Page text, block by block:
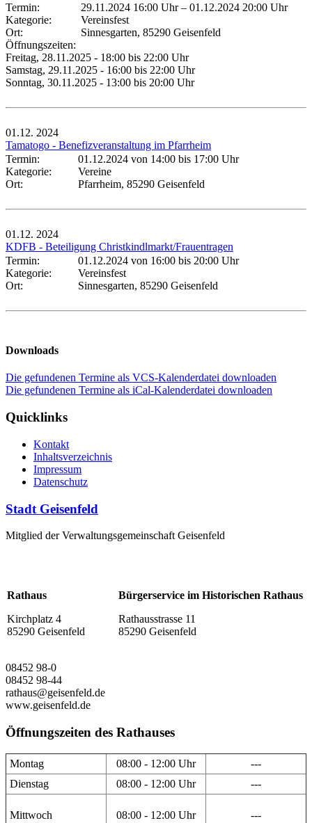
Termin:
29.11.2024 16:00 Uhr– 01.12.2024 20:00 Uhr
Kategorie:
Vereinsfest
Ort:
Sinnesgarten, 85290 Geisenfeld
Öffnungszeiten:
Freitag, 28.11.2025 - 18:00 bis 22:00 Uhr
Samstag, 29.11.2025 - 16:00 bis 22:00 Uhr
Sonntag, 30.11.2025 - 13:00 bis 20:00 Uhr
01.12. 2024
Tamatogo - Benefizveranstaltung im Pfarrheim
Termin:
01.12.2024 von 14:00 bis 17:00 Uhr
Kategorie:
Vereine
Ort:
Pfarrheim, 85290 Geisenfeld
01.12. 2024
KDFB - Beteiligung Christkindlmarkt/Frauentragen
Termin:
01.12.2024 von 16:00 bis 20:00 Uhr
Kategorie:
Vereinsfest
Ort:
Sinnesgarten, 85290 Geisenfeld
Downloads
Die gefundenen Termine als VCS-Kalenderdatei downloaden
Die gefundenen Termine als iCal-Kalenderdatei downloaden
Quicklinks
Kontakt
Inhaltsverzeichnis
Impressum
Datenschutz
Stadt Geisenfeld
Mitglied der Verwaltungsgemeinschaft Geisenfeld
Rathaus
Kirchplatz 4
85290 Geisenfeld
Bürgerservice im Historischen Rathaus
Rathausstrasse 11
85290 Geisenfeld
08452 98-0
08452 98-44
rathaus@geisenfeld.de
www.geisenfeld.de
Öffnungszeiten des Rathauses
Montag 08:00 - 12:00 Uhr
---
Dienstag
08:00 - 12:00 Uhr ---
Mittwoch 08:00 - 12:00 Uhr ---